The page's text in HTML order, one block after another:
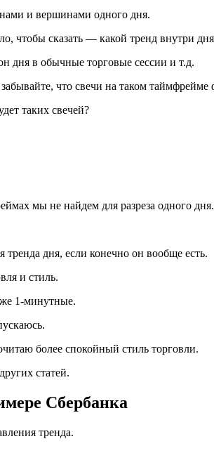
и вершинами одного дня.
чтобы сказать — какой тренд внутри
дня в обычные торговые сессии и т.д.
что свечи на таком
таких свечей?
мы не найдем для разреза одного дня.
дня, если конечно он вообще есть.
и стиль.
1-минутные.
более спокойный стиль торговли.
статей.
Сбербанка
тренда.